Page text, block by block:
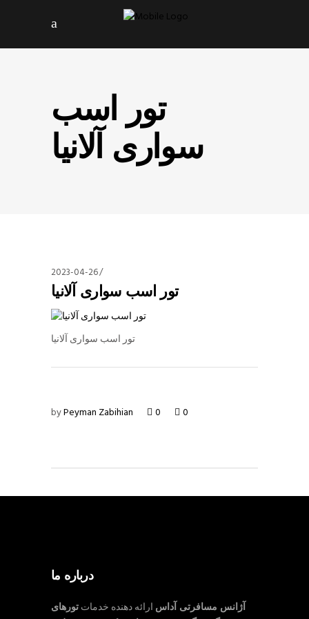
تور اسب
سواری آلانیا
2023-04-26
تور اسب سواری آلانیا
تور اسب سواری آلانیا
byPeyman Zabihian 0 0
درباره ما
آژانس مسافرتی آداس ارائه دهنده خدماتتورهای